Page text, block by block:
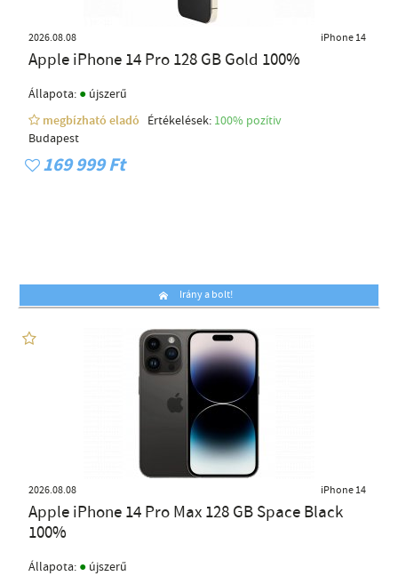
2026.08.08 iPhone 14
Apple iPhone 14 Pro 128 GB Gold 100%
Állapota: ● újszerű
megbízható eladó
Értékelések: 100% pozítiv
Budapest
169 999 Ft
Irány a bolt!
2026.08.08 iPhone 14
Apple iPhone 14 Pro Max 128 GB Space Black
100%
Állapota: ● újszerű